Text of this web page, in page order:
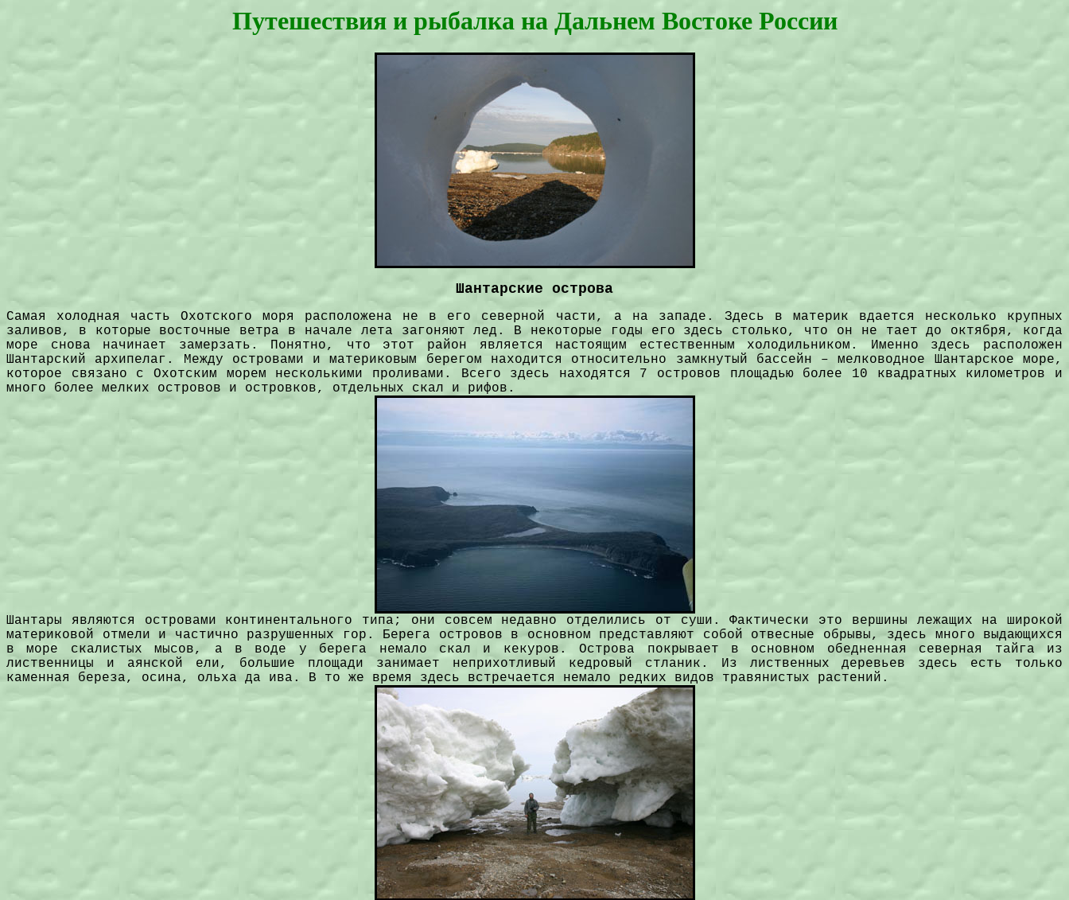
Путешествия и рыбалка на Дальнем Востоке России
Шантарские острова
Самая холодная часть Охотского моря расположена не в его северной части, а на западе. Здесь в материк вдается несколько крупных
заливов, в которые восточные ветра в начале лета загоняют лед. В некоторые годы его здесь столько, что он не тает до октября, когда
море снова начинает замерзать. Понятно, что этот район является настоящим естественным холодильником. Именно здесь расположен
Шантарский архипелаг. Между островами и материковым берегом находится относительно замкнутый бассейн – мелководное Шантарское море,
которое связано с Охотским морем несколькими проливами. Всего здесь находятся 7 островов площадью более 10 квадратных километров и
много более мелких островов и островков, отдельных скал и рифов.
Шантары являются островами континентального типа; они совсем недавно отделились от суши. Фактически это вершины лежащих на широкой
материковой отмели и частично разрушенных гор. Берега островов в основном представляют собой отвесные обрывы, здесь много выдающихся
в море скалистых мысов, а в воде у берега немало скал и кекуров. Острова покрывает в основном обедненная северная тайга из
лиственницы и аянской ели, большие площади занимает неприхотливый кедровый стланик. Из лиственных деревьев здесь есть только
каменная береза, осина, ольха да ива. В то же время здесь встречается немало редких видов травянистых растений.